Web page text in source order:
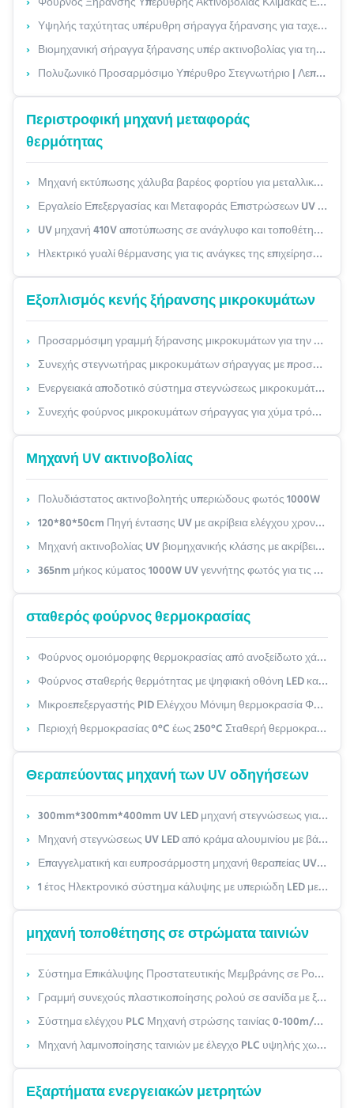
Υψηλής ταχύτητας υπέρυθρη σήραγγα ξήρανσης για ταχεία κάλυψη με 40% εξοικονόμηση ενέργειας και προσαρμόσιμο πλάτος μεταφορέα
Βιομηχανική σήραγγα ξήρανσης υπέρ ακτινοβολίας για την εκτύπωση οθόνης και τα μελάνια
Πολυζωνικό Προσαρμόσιμο Υπέρυθρο Στεγνωτήριο | Λεπτομερείς τεχνικές παράμετροι για τη γραμμή παραγωγής επίστρωσης & ωρίμανσης μελανιού
Περιστροφική μηχανή μεταφοράς
θερμότητας
Μηχανή εκτύπωσης χάλυβα βαρέος φορτίου για μεταλλικά μοτίβα ∆ιαμορφωτέο σχέδιο κυλίνδρων (δερμάτινο κόκκο/διαμάντι/λόγο) έως και 1250 mm πλάτος
Εργαλείο Επεξεργασίας και Μεταφοράς Επιστρώσεων UV Κλειδί για τη Ζωητή Τύπο
UV μηχανή 410V αποτύπωσης σε ανάγλυφο και τοποθέτησης σε στρώματα των πλαστικών οδηγήσεων για κεραμικό
Ηλεκτρικό γυαλί θέρμανσης για τις ανάγκες της επιχείρησής σας με 1
Εξοπλισμός κενής ξήρανσης μικροκυμάτων
Προσαρμόσιμη γραμμή ξήρανσης μικροκυμάτων για την κατασκευή χαρτοπολτού με μονωτικό σχεδιασμό πολλαπλών ζωνών και έλεγχο PLC
Συνεχής στεγνωτήρας μικροκυμάτων σήραγγας με προσαρμόσιμη ισχύ (12-200kW) και έλεγχο PLC για ταχεία ξήρανση (4-20 φορές ταχύτερα)
Ενεργειακά αποδοτικό σύστημα στεγνώσεως μικροκυμάτων για την κατασκευή χαρτοπολτού ∙ Γρήγορη εσωτερική θέρμανση, εξοικονόμηση ενέργειας έως και 40%
Συνεχής φούρνος μικροκυμάτων σήραγγας για χύμα τρόφιμα & βότανα – Προσαρμόσιμη ισχύς (12-200kW) & ταχύτητα μεταφορέα
Μηχανή UV ακτινοβολίας
Πολυδιάστατος ακτινοβολητής υπεριώδους φωτός 1000W
120*80*50cm Πηγή έντασης UV με ακρίβεια ελέγχου χρονοδιαγράμματος ±1min για απολύμανση UV
Μηχανή ακτινοβολίας UV βιομηχανικής κλάσης με ακρίβεια ελέγχου της θερμοκρασίας
365nm μήκος κύματος 1000W UV γεννήτης φωτός για τις απαιτήσεις των πελατών
σταθερός φούρνος θερμοκρασίας
Φούρνος ομοιόμορφης θερμοκρασίας από ανοξείδωτο χάλυβα με ρυθμό θέρμανσης 2,0°C/min
Φούρνος σταθερής θερμότητας με ψηφιακή οθόνη LED και ένας για υψηλής απόδοσης
Μικροεπεξεργαστής PID Ελέγχου Μόνιμη θερμοκρασία Φούρνο από ανοξείδωτο χάλυβα 2,0°C/min Ταχύτητα ψύξης
Περιοχή θερμοκρασίας 0°C έως 250°C Σταθερή θερμοκρασία φούρνο με ρυθμό ψύξης 2,0°C/min
Θεραπεύοντας μηχανή των UV οδηγήσεων
300mm*300mm*400mm UV LED μηχανή στεγνώσεως για 200mm*200mm περιοχή στεγνώσεως και ακριβής στεγνώσεως
Μηχανή στεγνώσεως UV LED από κράμα αλουμινίου με βάθος στεγνώσεως 5-20 mm
Επαγγελματική και ευπροσάρμοστη μηχανή θεραπείας UV LED 100W με περιοχή θεραπείας 200mm * 200mm
1 έτος Ηλεκτρονικό σύστημα κάλυψης με υπεριώδη LED με ταχύτητα κάλυψης 1-10m/min
μηχανή τοποθέτησης σε στρώματα ταινιών
Σύστημα Επικάλυψης Προστατευτικής Μεμβράνης σε Ρολό-με-Ρολό σε Γραμμή Παραγωγής – Προσαρμόσιμο Πάχος & Ταχύτητα Μεμβράνης με Αυτόματο Έλεγχο Τάσης
Γραμμή συνεχούς πλαστικοποίησης ρολού σε σανίδα με ξύλινο σχέδιο και σκλήρυνση UV – Προσαρμόσιμο πλάτος φιλμ & ταχύτητα πλαστικοποίησης
Σύστημα ελέγχου PLC Μηχανή στρώσης ταινίας 0-100m/min Ταχύτητα επαναστροφής για την απόδοση
Μηχανή λαμινοποίησης ταινιών με έλεγχο PLC υψηλής χωρητικότητας 3000KG 25KW
Εξαρτήματα ενεργειακών μετρητών